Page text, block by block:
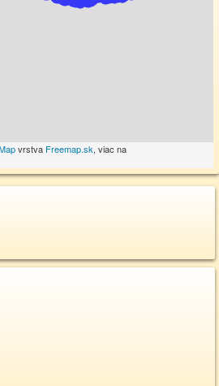
vrstva Freemap.sk, viac na